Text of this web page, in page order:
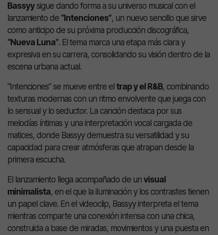
Bassyysigue dando forma a su universo musical con el
lanzamiento de “Intenciones”, un nuevo sencillo que sirve
como anticipo de su próxima producción discográfica,
“Nueva Luna”. El tema marca una etapa más clara y
expresiva en su carrera, consolidando su visión dentro de la
escena urbana actual.
“Intenciones” se mueve entre el trap y el R&B, combinando
texturas modernas con un ritmo envolvente que juega con
lo sensual y lo seductor. La canción destaca por sus
melodías íntimas y una interpretación vocal cargada de
matices, donde Bassyy demuestra su versatilidad y su
capacidad para crear atmósferas que atrapan desde la
primera escucha.
El lanzamiento llega acompañado de un visual
minimalista, en el que la iluminación y los contrastes tienen
un papel clave. En el videoclip, Bassyy interpreta el tema
mientras comparte una conexión intensa con una chica,
construida a base de miradas, movimientos y una puesta en